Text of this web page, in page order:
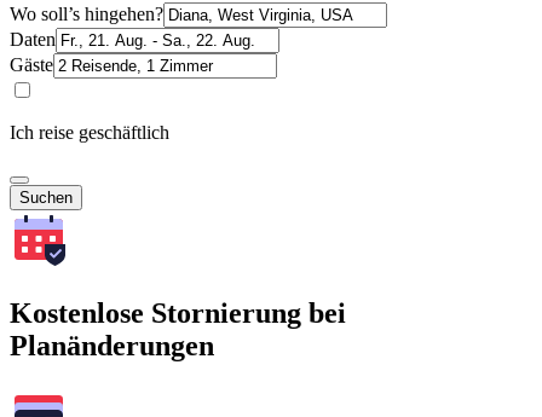
Wo soll’s hingehen?
Daten
Gäste
Ich reise geschäftlich
Suchen
Kostenlose Stornierung bei
Planänderungen